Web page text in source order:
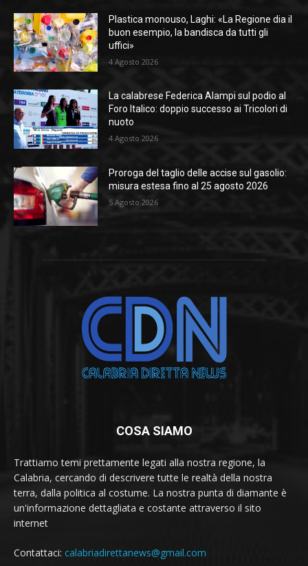
Plastica monouso, Laghi: «La Regione dia il
buon esempio, la bandisca da tutti gli
uffici»
4 Agosto 2026
La calabrese Federica Alampi sul podio al
Foro Italico: doppio successo ai Tricolori di
nuoto
4 Agosto 2026
Proroga del taglio delle accise sul gasolio:
misura estesa fino al 25 agosto 2026
5 Agosto 2026
COSA SIAMO
Trattiamo temi prettamente legati alla nostra regione, la
Calabria, cercando di descrivere tutte le realtà della nostra
terra, dalla politica al costume. La nostra punta di diamante è
un'informazione dettagliata e costante attraverso il sito
internet
Contattaci: calabriadirettanews@gmail.com